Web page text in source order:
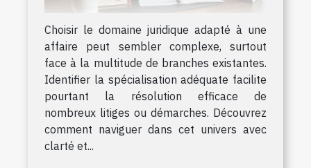
Choisir le domaine juridique adapté à une
affaire peut sembler complexe, surtout
face à la multitude de branches existantes.
Identifier la spécialisation adéquate facilite
pourtant la résolution efficace de
nombreux litiges ou démarches. Découvrez
comment naviguer dans cet univers avec
clarté et...